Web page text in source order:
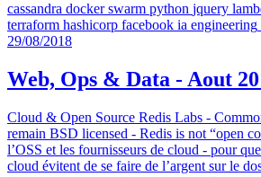
cassandra docker swarm python jquery
terraform hashicorp facebook ia engineering
29/08/2018
Web, Ops & Data - Aout
Cloud & Open Source Redis Labs -
remain BSD licensed - Redis is not “open
l’OSS et les fournisseurs de cloud - pour
cloud évitent de se faire de l’argent sur le